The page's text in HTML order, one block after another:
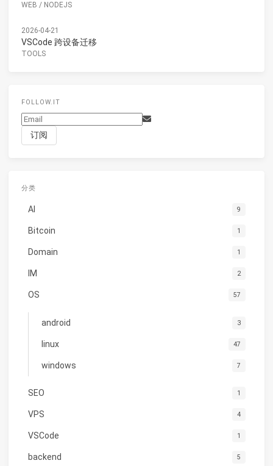
WEB / NODEJS
2026-04-21
VSCode 跨设备迁移
TOOLS
FOLLOW.IT
分类
AI 9
Bitcoin 1
Domain 1
IM 2
OS 57
android 3
linux 47
windows 7
SEO 1
VPS 4
VSCode 1
backend 5